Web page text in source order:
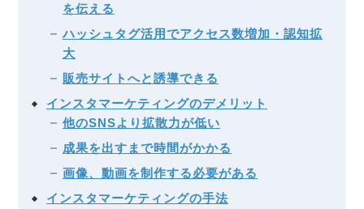
を伝える
ハッシュタグ活用でアクセス数増加・認知拡
大
販売サイトへと誘導できる
インスタマーケティングのデメリット
他のSNSより拡散力が低い
成果を出すまで時間がかかる
画像、動画を制作する必要がある
インスタマーケティングの手法